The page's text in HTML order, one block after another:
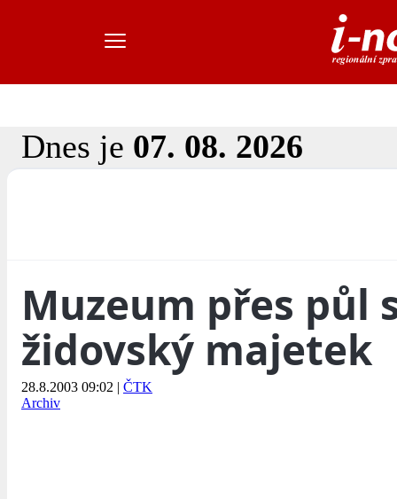
Dnes je 07. 08. 2026
Muzeum přes
židovský majetek
28.8.2003 09:02 | ČTK
Archiv